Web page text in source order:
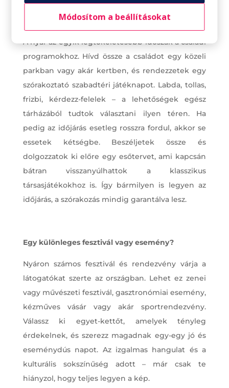
Egy közös családi program?
A nyár az egyik legtökéletesebb időszak a családi
programokhoz. Hívd össze a családot egy közeli
parkban vagy akár kertben, és rendezzetek egy
szórakoztató szabadtéri játéknapot. Labda, tollas,
frizbi, kérdezz-felelek – a lehetőségek egész
tárházából tudtok választani ilyen téren. Ha
pedig az időjárás esetleg rosszra fordul, akkor se
essetek kétségbe. Beszéljetek össze és
dolgozzatok ki előre egy esőtervet, ami kapcsán
bátran visszanyúlhattok a klasszikus
társasjátékokhoz is. Így bármilyen is legyen az
időjárás, a szórakozás mindig garantálva lesz.
Egy különleges fesztivál vagy esemény?
Nyáron számos fesztivál és rendezvény várja a
látogatókat szerte az országban. Lehet ez zenei
vagy művészeti fesztivál, gasztronómiai esemény,
kézműves vásár vagy akár sportrendezvény.
Válassz ki egyet-kettőt, amelyek tényleg
érdekelnek, és szerezz magadnak egy-egy jó és
eseménydús napot. Az izgalmas hangulat és a
kulturális sokszínűség adott – már csak te
hiányzol, hogy teljes legyen a kép.
Módosítom a beállításokat